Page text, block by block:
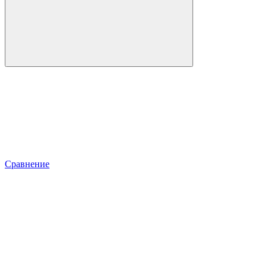
Сравнение